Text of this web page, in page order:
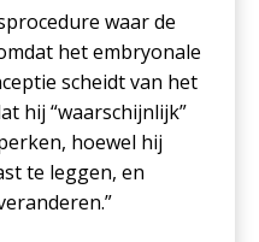
waar de
het embryonale
scheidt van het
hij “waarschijnlijk”
hoewel hij
te leggen, en